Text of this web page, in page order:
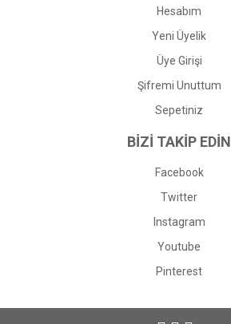
Hesabım
Yeni Üyelik
Üye Girişi
Şifremi Unuttum
Sepetiniz
BİZİ TAKİP EDİN
Facebook
Twitter
Instagram
Youtube
Pinterest